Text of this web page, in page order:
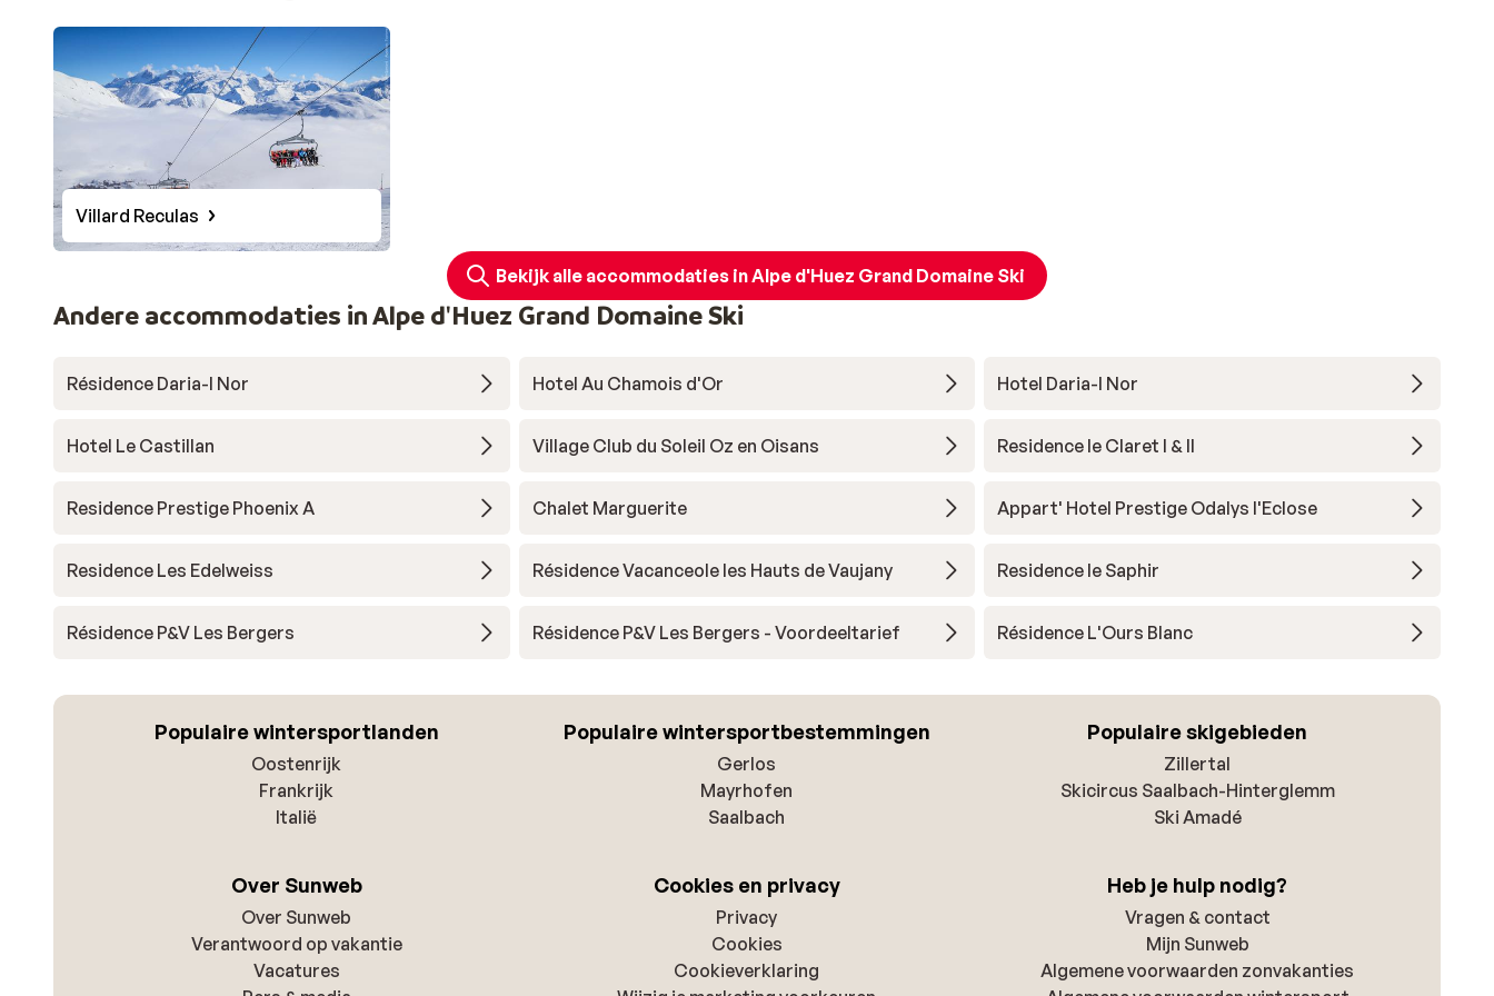
Villard Reculas
Bekijk alle accommodaties in Alpe d'Huez Grand Domaine Ski
Andere accommodaties in Alpe d'Huez Grand Domaine Ski
Résidence Daria-I Nor Hotel Au Chamois d'Or Hotel Daria-I Nor
Hotel Le Castillan Village Club du Soleil Oz en Oisans Residence le Claret I & II
Residence Prestige Phoenix A Chalet Marguerite Appart' Hotel Prestige Odalys l'Eclose
Residence Les Edelweiss Résidence Vacanceole les Hauts de Vaujany Residence le Saphir
Résidence P&V Les Bergers Résidence P&V Les Bergers - Voordeeltarief Résidence L'Ours Blanc
Populaire wintersportlanden
Oostenrijk
Frankrijk
Italië
Populaire wintersportbestemmingen
Gerlos
Mayrhofen
Saalbach
Populaire skigebieden
Zillertal
Skicircus Saalbach-Hinterglemm
Ski Amadé
Over Sunweb
Over Sunweb
Verantwoord op vakantie
Vacatures
Cookies en privacy
Privacy
Cookies
Cookieverklaring
Heb je hulp nodig?
Vragen & contact
Mijn Sunweb
Algemene voorwaarden zonvakanties